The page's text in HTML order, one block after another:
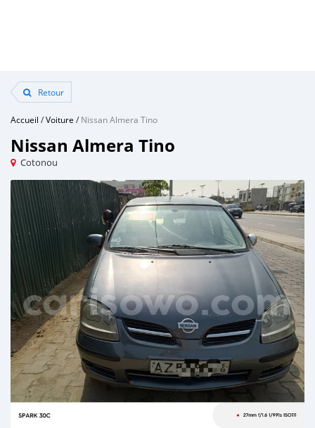
Retour
Accueil /Voiture /Nissan Almera Tino
Nissan Almera Tino
Cotonou